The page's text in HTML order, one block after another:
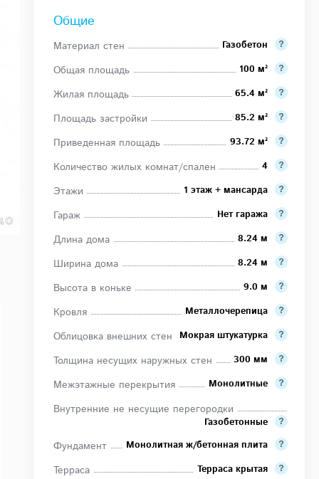
Общие
Материал стен Газобетон
Общая площадь 100 м²
Жилая площадь 65.4 м²
Площадь застройки 85.2 м²
Приведенная площадь 93.72 м²
Количество жилых комнат/спален 4
Этажи 1 этаж + мансарда
Гараж Нет гаража
Длина дома 8.24 м
Ширина дома 8.24 м
Высота в коньке 9.0 м
Кровля Металлочерепица
Облицовка внешних стен Мокрая штукатурка
Толщина несущих наружных стен 300 мм
Межэтажные перекрытия Монолитные
Внутренние не несущие перегородки
Газобетонные
Фундамент Монолитная ж/бетонная плита
Терраса Терраса крытая